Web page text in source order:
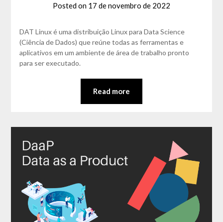
Posted on 17 de novembro de 2022
Matos
DAT Linux é uma distribuição Linux para Data Science
(Ciência de Dados) que reúne todas as ferramentas e
aplicativos em um ambiente de área de trabalho pronto
para ser executado.
Read more